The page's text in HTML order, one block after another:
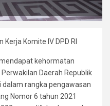
Komite IV DPD RI
kehormatan
Daerah Republik
dalam rangka pengawasan
Nomor 6 tahun 2021